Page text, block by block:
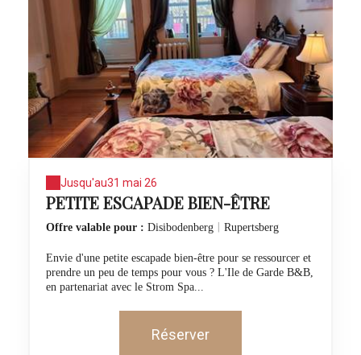
Jusqu'au31 mai 26
PETITE ESCAPADE BIEN-ÊTRE
Offre valable pour : Disibodenberg Rupertsberg
Envie d'une petite escapade bien-être pour se ressourcer et
prendre un peu de temps pour vous ? L'Ile de Garde B&B,
en partenariat avec le Strom Spa...
Réserver